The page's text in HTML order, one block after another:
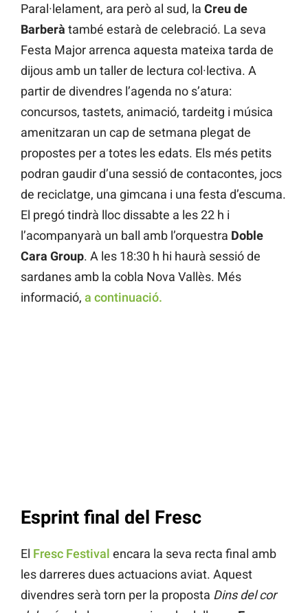
Paral·lelament, ara però al sud, la Creu de
Barberà també estarà de celebració. La seva
Festa Major arrenca aquesta mateixa tarda de
dijous amb un taller de lectura col·lectiva. A
partir de divendres l’agenda no s’atura:
concursos, tastets, animació, tardeitg i música
amenitzaran un cap de setmana plegat de
propostes per a totes les edats. Els més petits
podran gaudir d’una sessió de contacontes, jocs
de reciclatge, una gimcana i una festa d’escuma.
El pregó tindrà lloc dissabte a les 22 h i
l’acompanyarà un ball amb l’orquestra Doble
Cara Group. A les 18:30 h hi haurà sessió de
sardanes amb la cobla Nova Vallès. Més
informació, a continuació.
Esprint final del Fresc
El Fresc Festival encara la seva recta final amb
les darreres dues actuacions aviat. Aquest
divendres serà torn per la proposta Dins del cor